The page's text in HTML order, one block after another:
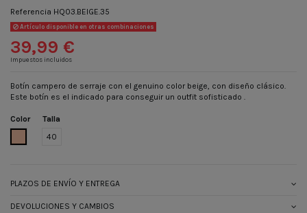
Referencia HQ03.BEIGE.35
Artículo disponible en otras combinaciones
39,99 €
Impuestos incluidos
Botín campero de serraje con el genuino color beige, con diseño clásico.
Este botín es el indicado para conseguir un outfit sofisticado .
Color
Talla
40
PLAZOS DE ENVÍO Y ENTREGA
DEVOLUCIONES Y CAMBIOS